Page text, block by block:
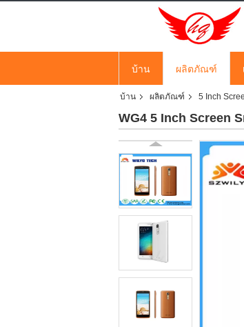
บ้าน ผลิตภัณฑ์
บ้าน ผลิตภัณฑ์ 5 Inch
WG4 5 Inch Screen